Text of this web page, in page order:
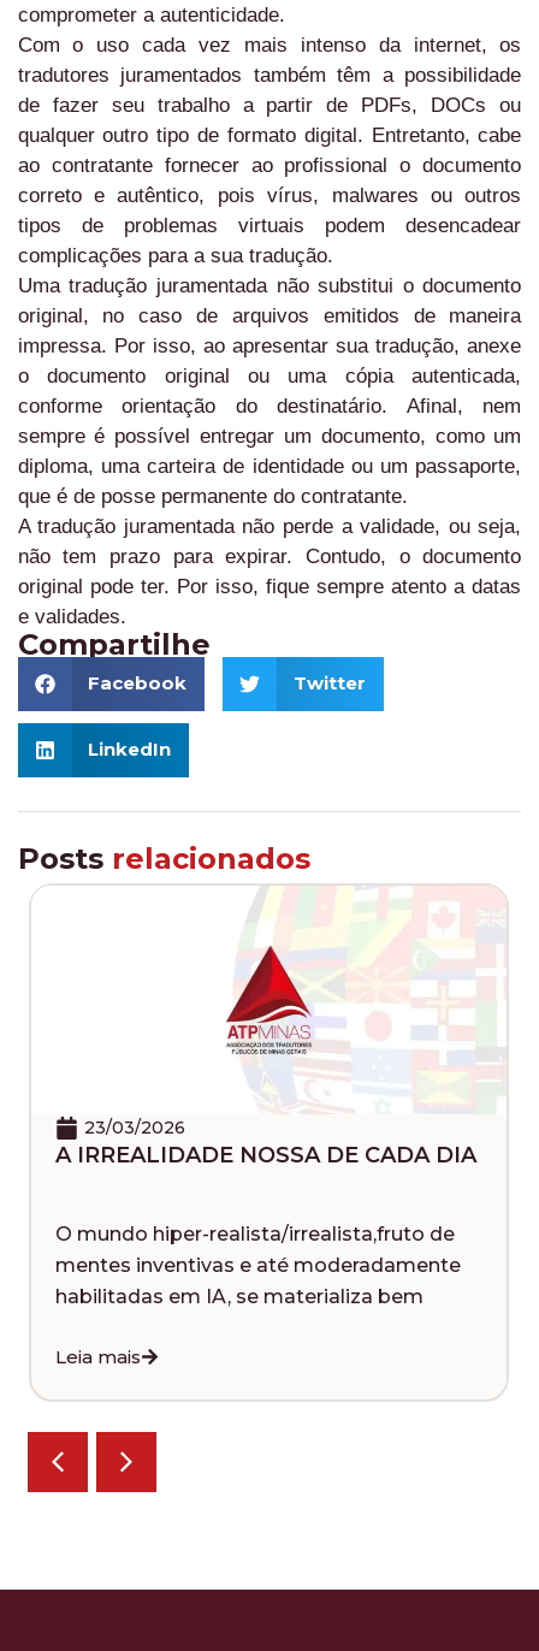
comprometer a autenticidade.
Com o uso cada vez mais intenso da internet, os
tradutores juramentados também têm a possibilidade
de fazer seu trabalho a partir de PDFs, DOCs ou
qualquer outro tipo de formato digital. Entretanto, cabe
ao contratante fornecer ao profissional o documento
correto e autêntico, pois vírus, malwares ou outros
tipos de problemas virtuais podem desencadear
complicações para a sua tradução.
Uma tradução juramentada não substitui o documento
original, no caso de arquivos emitidos de maneira
impressa. Por isso, ao apresentar sua tradução, anexe
o documento original ou uma cópia autenticada,
conforme orientação do destinatário. Afinal, nem
sempre é possível entregar um documento, como um
diploma, uma carteira de identidade ou um passaporte,
que é de posse permanente do contratante.
A tradução juramentada não perde a validade, ou seja,
não tem prazo para expirar. Contudo, o documento
original pode ter. Por isso, fique sempre atento a datas
e validades.
Compartilhe
Facebook Twitter
LinkedIn
Posts relacionados
NOSSA DE CADA DIA
irrealista,fruto de
e até moderadamente
se materializa bem
EM MEMÓRIA DE
No último dia 16 de
querida presidente
problemas